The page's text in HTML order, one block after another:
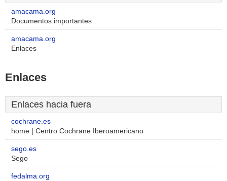
amacama.org
Documentos importantes
amacama.org
Enlaces
Enlaces
Enlaces hacia fuera
cochrane.es
home | Centro Cochrane Iberoamericano
sego.es
Sego
fedalma.org